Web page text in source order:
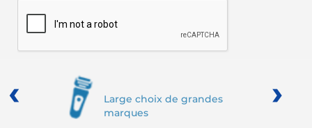
Large choix de grandes
marques
‹ ›